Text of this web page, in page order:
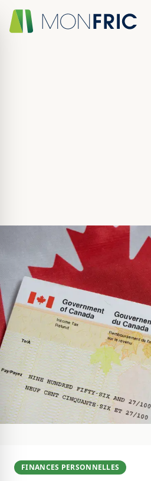
FINANCES PERSONNELLES